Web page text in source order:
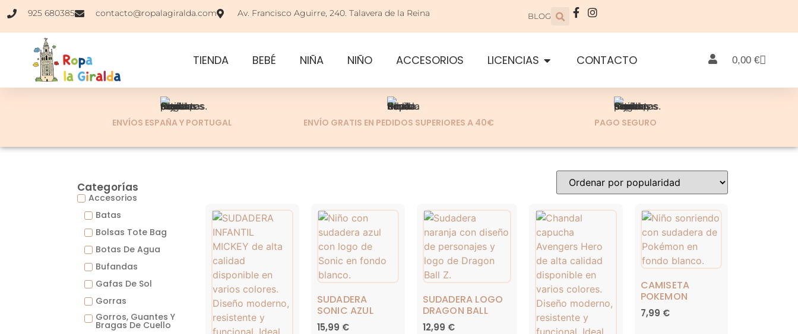
925 680385 contacto@ropalagiralda.com Av. Francisco Aguirre, 240. Talavera de la Reina BLOG
TIENDA BEBÉ NIÑA NIÑO ACCESORIOS LICENCIAS CONTACTO 0,00 €
ENVÍOS ESPAÑA Y PORTUGAL ENVÍO GRATIS EN PEDIDOS SUPERIORES A 40€ PAGO SEGURO
Categorías
Accesorios
Batas
Bolsas Tote Bag
Botas De Agua
Bufandas
Gafas De Sol
Gorras
Gorros, Guantes Y
Bragas De Cuello
SUDADERA
SONIC AZUL
15,99 €
SUDADERA LOGO
DRAGON BALL
12,99 €
CAMISETA
POKEMON
7,99 €